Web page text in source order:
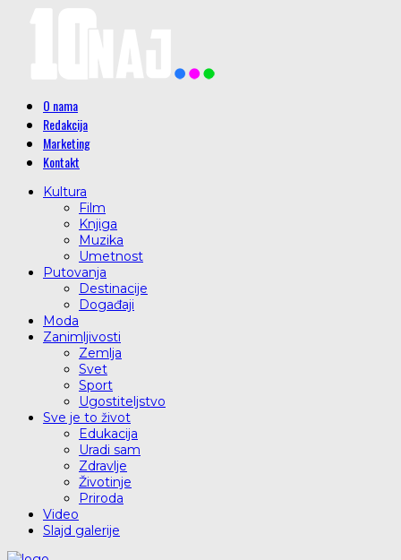
O nama
Redakcija
Marketing
Kontakt
Kultura
Film
Knjiga
Muzika
Umetnost
Putovanja
Destinacije
Događaji
Moda
Zanimljivosti
Zemlja
Svet
Sport
Ugostiteljstvo
Sve je to život
Edukacija
Uradi sam
Zdravlje
Životinje
Priroda
Video
Slajd galerije